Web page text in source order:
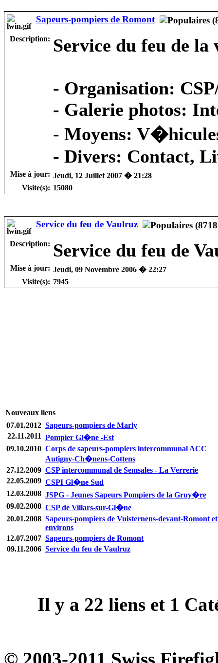
Sapeurs-pompiers de Romont
Description: Service du feu de
- Organisation:
- Galerie photos:
- Moyens:
- Divers: Contact,
Mise à jour: Jeudi, 12 Juillet 2007 � 21:28
Visite(s): 15080
Service du feu de Vaulruz
Description: Service du feu de
Mise à jour: Jeudi, 09 Novembre 2006 � 22:27
Visite(s): 7945
Nouveaux liens
07.01.2012 Sapeurs-pompiers de Marly
22.11.2011 Pompier Gl�ne -Est
09.10.2010 Corps de sapeurs-pompiers intercommunal ACC
Autigny-Ch�nens-Cottens
27.12.2009 CSP intercommunal de Semsales - La Verrerie
22.05.2009 CSPI Gl�ne Sud
12.03.2008 JSPG - Jeunes Sapeurs Pompiers de la Gruy�re
09.02.2008 CSP de Villars-sur-Gl�ne
20.01.2008 Sapeurs-pompiers de Vuisternens-devant-Romont et
environs
12.07.2007 Sapeurs-pompiers de Romont
09.11.2006 Service du feu de Vaulruz
Il y a 22 liens et 1
© 2003-2011 Swiss